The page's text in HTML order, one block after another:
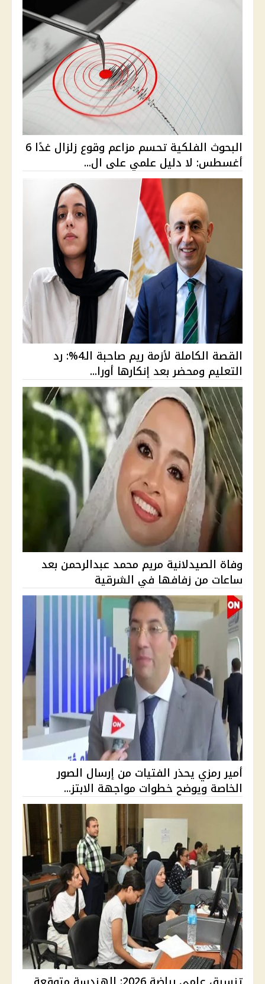
البحوث الفلكية تحسم مزاعم وقوع زلزال غدًا 6
أغسطس: لا دليل علمي على ال...
القصة الكاملة لأزمة ريم صاحبة الـ4%: رد
التعليم ومحضر بعد إنكارها أورا...
وفاة الصيدلانية مريم محمد عبدالرحمن بعد
ساعات من زفافها في الشرقية
أمير رمزي يحذر الفتيات من إرسال الصور
الخاصة ويوضح خطوات مواجهة الابتز...